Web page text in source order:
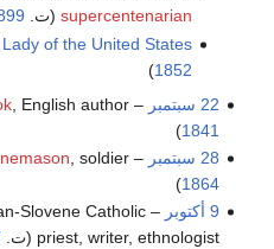
supercentenarian(ت.
of the United States
1852
)
22 سبتمبر
–, English author (ت.
1841
)
28 سبتمبر
–, soldier (ت.
1864
)
9 أكتوبر
–
Slovene Catholic
priest, writer, ethnologist (ت.